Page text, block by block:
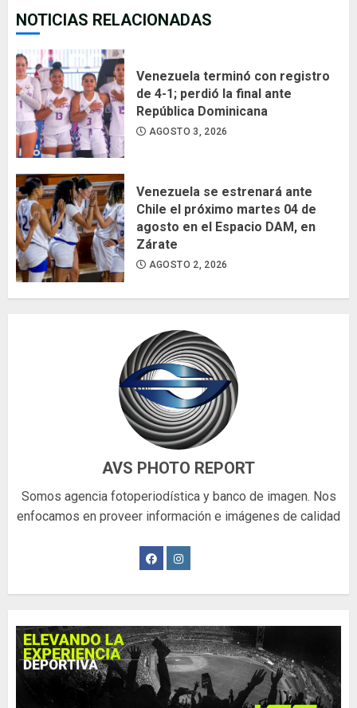
NOTICIAS RELACIONADAS
Venezuela terminó con registro
de 4-1; perdió la final ante
República Dominicana
AGOSTO 3, 2026
Venezuela se estrenará ante
Chile el próximo martes 04 de
agosto en el Espacio DAM, en
Zárate
AGOSTO 2, 2026
AVS PHOTO REPORT
Somos agencia fotoperiodística y banco de imagen. Nos
enfocamos en proveer información e imágenes de calidad